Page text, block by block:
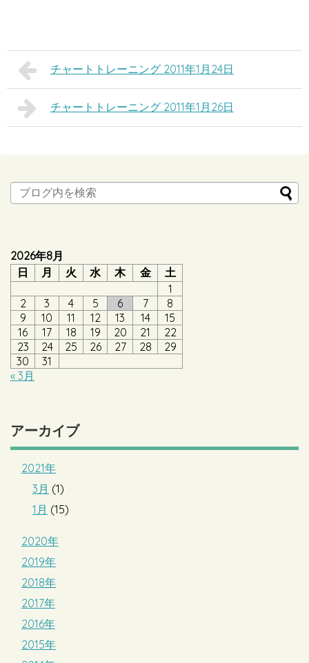
チャートトレーニング 2011年1月24日
チャートトレーニング 2011年1月26日
2026年8月
日
月 火 水 木 金
土
1
2
3 4 5 6 7
8
9
10 11 12 13 14
15
16
17 18 19 20 21
22
23
24 25 26 27 28
29
30
31
« 3月
アーカイブ
2021年
3月 (1)
1月 (15)
2020年
2019年
2018年
2017年
2016年
2015年